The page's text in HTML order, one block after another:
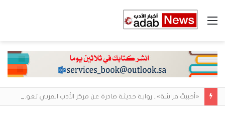
القائمة
«أحببتُ فراشة».. رواية حديثة صادرة عن مركز الأدب العربي تغوص في هشاشة الحب وصراعات الذات